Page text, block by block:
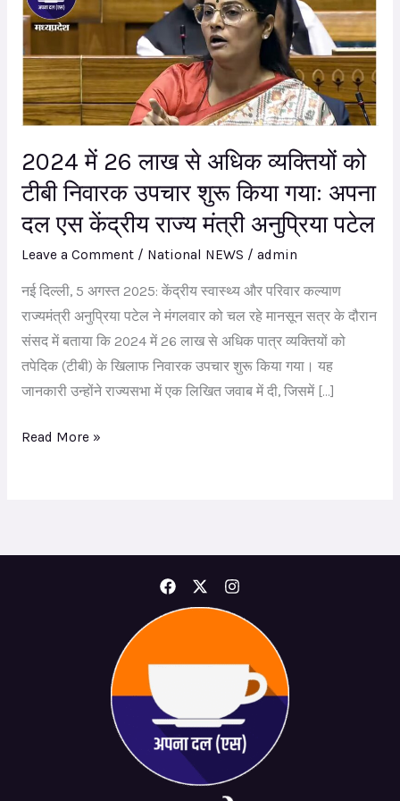
2024 में 26 लाख से अधिक व्यक्तियों को
टीबी निवारक उपचार शुरू किया गया: अपना
दल एस केंद्रीय राज्य मंत्री अनुप्रिया पटेल
Leave a Comment / National NEWS / admin
नई दिल्ली, 5 अगस्त 2025: केंद्रीय स्वास्थ्य और परिवार कल्याण
राज्यमंत्री अनुप्रिया पटेल ने मंगलवार को चल रहे मानसून सत्र के दौरान
संसद में बताया कि 2024 में 26 लाख से अधिक पात्र व्यक्तियों को
तपेदिक (टीबी) के खिलाफ निवारक उपचार शुरू किया गया। यह
जानकारी उन्होंने राज्यसभा में एक लिखित जवाब में दी, जिसमें […]
26
लाख
से
अधिक
व्यक्तियों
टीबी
निवारक
उपचार
शुरू
गया:
अपना
दल
एस
केंद्रीय
Read More »